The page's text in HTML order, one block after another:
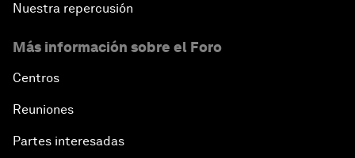
Nuestra repercusión
Más información sobre el Foro
Centros
Reuniones
Partes interesadas